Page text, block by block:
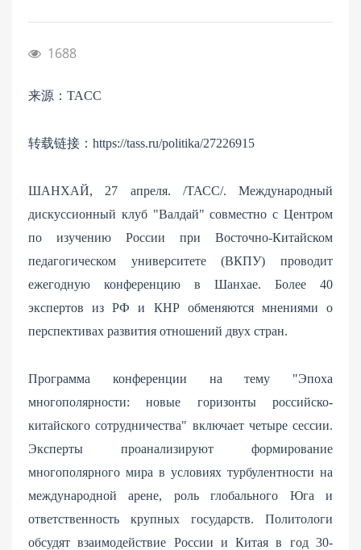
1688
来源：TACC
转载链接：https://tass.ru/politika/27226915
ШАНХАЙ, 27 апреля. /ТАСС/. Международный
дискуссионный клуб "Валдай" совместно с Центром
по изучению России при Восточно-Китайском
педагогическом университете (ВКПУ) проводит
ежегодную конференцию в Шанхае. Более 40
экспертов из РФ и КНР обменяются мнениями о
перспективах развития отношений двух стран.
Программа конференции на тему "Эпоха
многополярности: новые горизонты российско-
китайского сотрудничества" включает четыре сессии.
Эксперты проанализируют формирование
многополярного мира в условиях турбулентности на
международной арене, роль глобального Юга и
ответственность крупных государств. Политологи
обсудят взаимодействие России и Китая в год 30-